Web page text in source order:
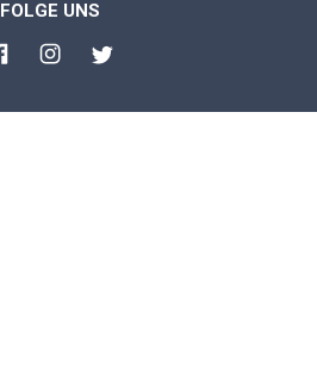
FOLGE UNS